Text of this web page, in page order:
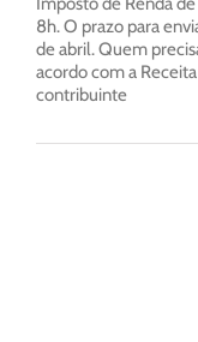
8h. O prazo para
de abril. Quem
acordo com a
contribuinte